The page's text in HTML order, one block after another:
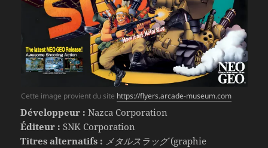
Cette image provient du site https://flyers.arcade-museum.com
Développeur : Nazca Corporation
Éditeur : SNK Corporation
Titres alternatifs : メタルスラッグ(graphie